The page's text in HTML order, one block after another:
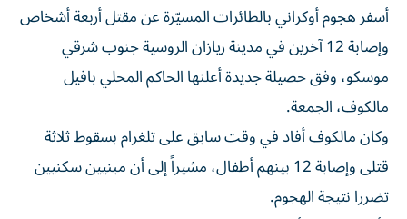
أسفر هجوم أوكراني بالطائرات المسيّرة عن مقتل أربعة أشخاص
وإصابة 12 آخرين في مدينة ريازان الروسية جنوب شرقي
موسكو، وفق حصيلة جديدة أعلنها الحاكم المحلي بافيل
مالكوف، الجمعة.
وكان مالكوف أفاد في وقت سابق على تلغرام بسقوط ثلاثة
قتلى وإصابة 12 بينهم أطفال، مشيراً إلى أن مبنيين سكنيين
تضررا نتيجة الهجوم.